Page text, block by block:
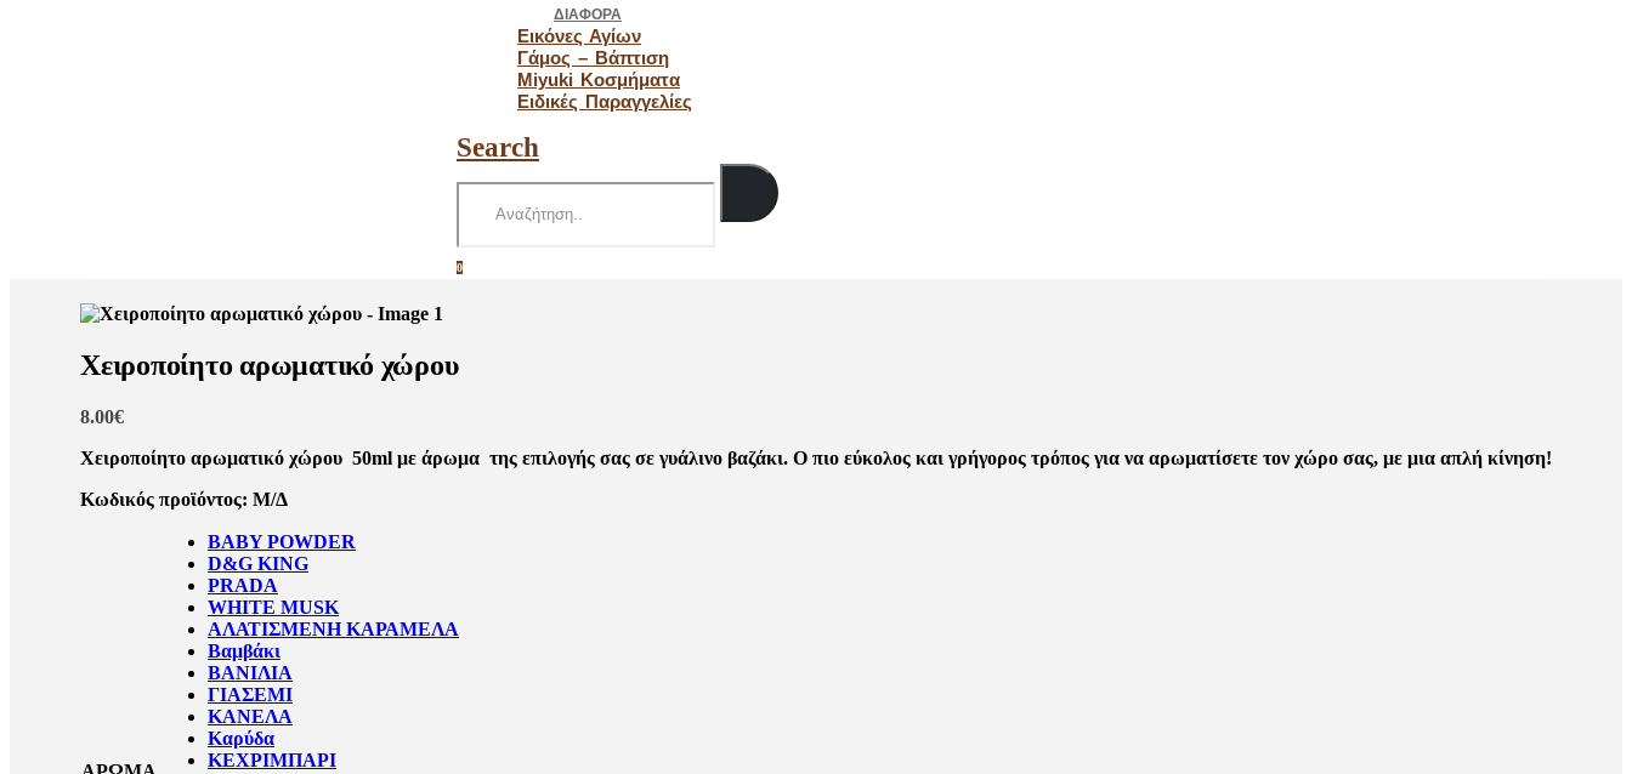
ΔΙΆΦΟΡΑ
Εικόνες Αγίων
Γάμος – Βάπτιση
Miyuki Κοσμήματα
Ειδικές Παραγγελίες
Search
0
Χειροποίητο αρωματικό χώρου
8.00€
Χειροποίητο αρωματικό χώρου 50ml με άρωμα της επιλογής σας σε γυάλινο βαζάκι. Ο πιο εύκολος και γρήγορος τρόπος για να αρωματίσετε τον χώρο σας, με μια απλή κίνηση!
Κωδικός προϊόντος: Μ/Δ
BABY POWDER
D&G KING
PRADA
WHITE MUSK
ΑΛΑΤΙΣΜΕΝΗ ΚΑΡΑΜΕΛΑ
Βαμβάκι
ΒΑΝΙΛΙΑ
ΓΙΑΣΕΜΙ
ΚΑΝΕΛΑ
Καρύδα
ΚΕΧΡΙΜΠΑΡΙ